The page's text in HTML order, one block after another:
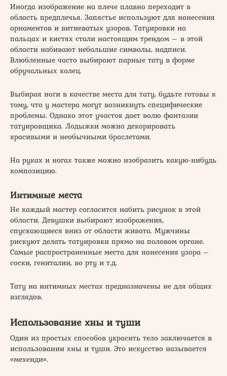
Иногда изображение на плече плавно переходит в
область предплечья. Запястье используют для нанесения
орнаментов и витиеватых узоров. Татуировки на
пальцах и кистях стали настоящим трендом – в этой
области набивают небольшие символы, надписи.
Влюбленные часто выбирают парные тату в форме
обручальных колец.
Выбирая ноги в качестве места для тату, будьте готовы к
тому, что у мастера могут возникнуть специфические
проблемы. Однако этот участок дает волю фантазии
татуировщика. Лодыжки можно декорировать
красивыми и необычными браслетами.
На руках и ногах также можно изобразить какую-нибудь
композицию.
Интимные места
Не каждый мастер согласится набить рисунок в этой
области. Девушки выбирают изображения,
спускающиеся вниз от области живота. Мужчины
рискуют делать татуировки прямо на половом органе.
Самые распространенные места для нанесения узора –
соски, гениталии, во рту и т.д.
Тату на интимных местах предназначены не для общих
взглядов.
Использование хны и туши
Один из простых способов украсить тело заключается в
использовании хны и туши. Это искусство называется
«мехенди».